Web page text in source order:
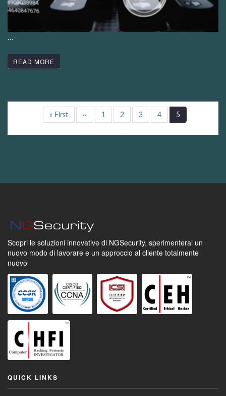
...
READ MORE
PaginazionePrima
« First
Pagina
‹‹ Page
1 Page
2 Page
3 Page
4
Pagina
5
Scopri le soluzioni innovative di NGSecurity, sperimenterai un
nuovo modo di lavorare e un approccio al cliente totalmente
nuovo
QUICK LINKS